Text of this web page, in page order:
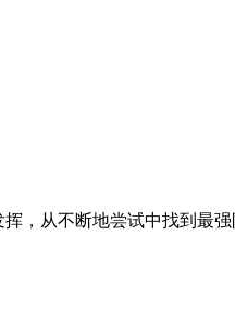
，从不断地尝试中找到最强